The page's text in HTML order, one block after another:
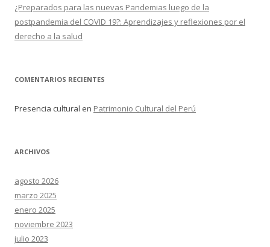
¿Preparados para las nuevas Pandemias luego de la
postpandemia del COVID 19?: Aprendizajes y reflexiones por el
derecho a la salud
COMENTARIOS RECIENTES
Presencia cultural en Patrimonio Cultural del Perú
ARCHIVOS
agosto 2026
marzo 2025
enero 2025
noviembre 2023
julio 2023